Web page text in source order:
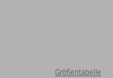
Größentabelle